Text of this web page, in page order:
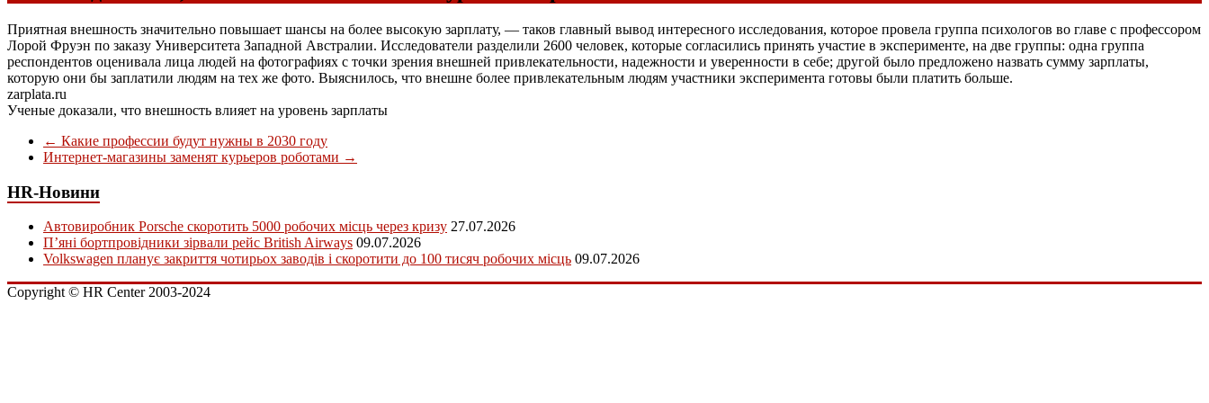
Приятная внешность значительно повышает шансы на более высокую зарплату, — таков главный вывод интересного исследования, которое провела группа психологов во главе с профессором
Лорой Фруэн по заказу Университета Западной Австралии. Исследователи разделили 2600 человек, которые согласились принять участие в эксперименте, на две группы: одна группа
респондентов оценивала лица людей на фотографиях с точки зрения внешней привлекательности, надежности и уверенности в себе; другой было предложено назвать сумму зарплаты,
которую они бы заплатили людям на тех же фото. Выяснилось, что внешне более привлекательным людям участники эксперимента готовы были платить больше.
zarplata.ru
Ученые доказали, что внешность влияет на уровень зарплаты
← Какие профессии будут нужны в 2030 году
Интернет-магазины заменят курьеров роботами →
HR-Новини
Автовиробник Porsche скоротить 5000 робочих місць через кризу 27.07.2026
П’яні бортпровідники зірвали рейс British Airways 09.07.2026
Volkswagen планує закриття чотирьох заводів і скоротити до 100 тисяч робочих місць 09.07.2026
Copyright © HR Center 2003-2024